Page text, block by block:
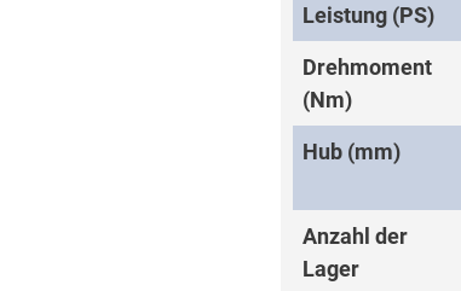
Leistung (PS)
Drehmoment
(Nm)
Hub (mm)
Anzahl der
Lager